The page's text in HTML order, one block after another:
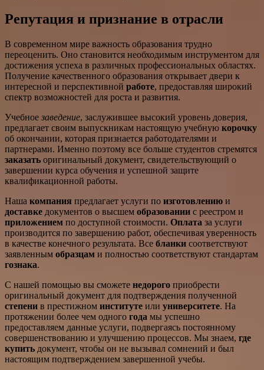
Репутация и признание в отрасли
В современном мире важность образования трудно
переоценить. Оно становится необходимым инструментом для
достижения успеха в различных профессиональных областях.
Получение качественного образования открывает двери к
интересной и перспективной работе, предоставляя широкий
спектр возможностей для роста и развития.
Учебное заведение, заслужившее высокий уровень доверия,
предлагает своим выпускникам настоящую учебную корочку
об окончании, которая признается работодателями и
партнерами. Именно поэтому все больше студентов стремятся
заказать оригинальный документ, свидетельствующий о
завершении курса обучения и успешной защите
квалификационной работы.
Наша компания предлагает услуги по изготовлению и
доставке документов о высшем образовании с реестром и
приложением по доступной стоимости. Оплата за услуги
производится по завершению работ, обеспечивая уверенность
в качестве конечного результата. Все бланки соответствуют
заявленным образцам и полностью соответствуют стандартам
гознака.
С нашей помощью вы сможете недорого приобрести
оригинальный документ для подтверждения полученной
степени в престижном институте или университете. На
протяжении более чем одного года мы успешно
предоставляем данные услуги, подвергаясь постоянному
совершенствованию и улучшению процессов. Мы знаем, где
купить документ, чтобы он не вызывал сомнений и был
настоящим подтверждением завершенной учебы.